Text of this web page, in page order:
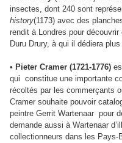
insectes, dont 240 sont
history(1173) avec des
rendit à Londres pour
Duru Drury, à qui il dédiera
• Pieter Cramer (1721-1776)
qui constitue une importante
récoltés par les commerçants
Cramer souhaite pouvoir
peintre Gerrit Wartenaar pour
demande aussi à Wartenaar
collectionneurs dans les Pays-